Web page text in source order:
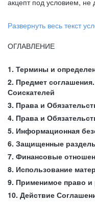
акцепт под условием, не
Развернуть весь текст
ОГЛАВЛЕНИЕ
1. Термины и
2. Предмет
Соискателей
3. Права и
4. Права и
5. Информационная
6. Защищенные
7. Финансовые
8. Использование
9. Применимое право и
10. Действие